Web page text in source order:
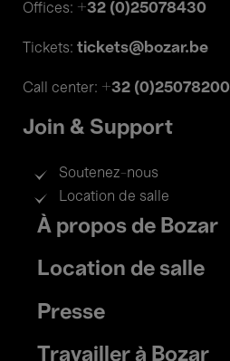
Offices: +32 (0)25078430
Tickets: tickets@bozar.be
Call center: +32 (0)25078200
Join & Support
Soutenez-nous
Location de salle
Footer
menu
À propos de Bozar
Location de salle
Presse
Travailler à Bozar